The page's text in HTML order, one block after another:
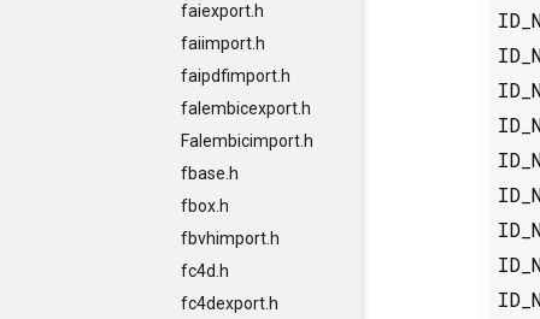
faiexport.h
faiimport.h
faipdfimport.h
falembicexport.h
Falembicimport.h
fbase.h
fbox.h
fbvhimport.h
fc4d.h
fc4dexport.h